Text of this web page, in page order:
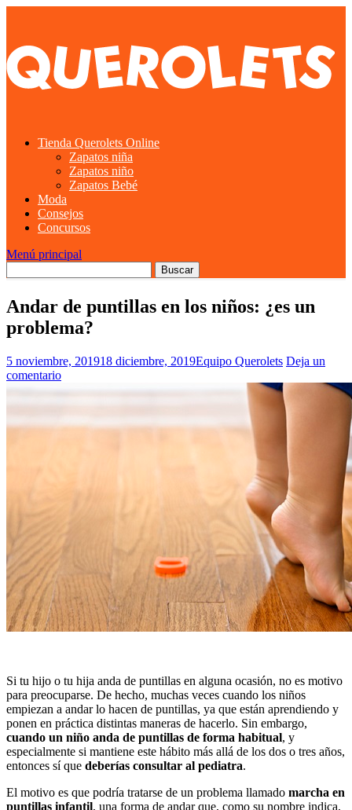
Tienda Querolets Online
Zapatos niña
Zapatos niño
Zapatos Bebé
Moda
Consejos
Concursos
Menú principal
Andar de puntillas en los niños: ¿es un
problema?
5 noviembre, 201918 diciembre, 2019Equipo Querolets Deja un
comentario
Si tu hijo o tu hija anda de puntillas en alguna ocasión, no es motivo
para preocuparse. De hecho, muchas veces cuando los niños
empiezan a andar lo hacen de puntillas, ya que están aprendiendo y
ponen en práctica distintas maneras de hacerlo. Sin embargo,
cuando un niño anda de puntillas de forma habitual, y
especialmente si mantiene este hábito más allá de los dos o tres años,
entonces sí que deberías consultar al pediatra.
El motivo es que podría tratarse de un problema llamado marcha en
puntillas infantil, una forma de andar que, como su nombre indica,